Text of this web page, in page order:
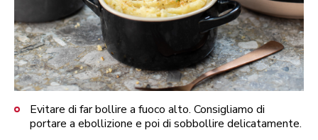
Evitare di far bollire a fuoco alto. Consigliamo di
portare a ebollizione e poi di sobbollire delicatamente.